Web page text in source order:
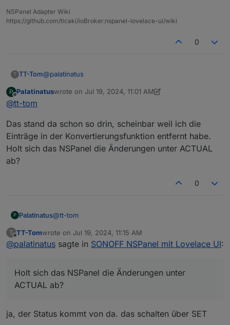
NSPanel Adapter Wiki
https://github.com/ticaki/ioBroker.nspanel-lovelace-ui/wiki
0
T TT-Tom@palatinatus
schreibe dort mal direkt hinter Read
das Komma am Ende von Read löschen und Write
komplett löschen
P
Offline
Palatinatuswrote on Jul 19, 2024, 11:01 AM
last edited by PalatinatusJul 19, 2024, 1:02 PM
@tt-tom
Das stand da schon so drin, scheinbar weil ich die
Einträge in der Konvertierungsfunktion entfernt habe.
Holt sich das NSPanel die Änderungen unter ACTUAL
ab?
0
P Palatinatus@tt-tom
Das stand da schon so drin, scheinbar weil ich die
Einträge in der Konvertierungsfunktion entfernt
ACTUAL ab?
T
Offline
TT-Tomwrote on Jul 19, 2024, 11:15 AM
last edited by
@palatinatus sagte in SONOFF NSPanel mit Lovelace UI:
Holt sich das NSPanel die Änderungen unter
ACTUAL ab?
ja, der Status kommt von da. das schalten über SET